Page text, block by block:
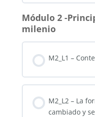
Contenido de la
0% COMPLETADO
Módulo 2 -
milenio
M2_L1 –
M2_L2 – La
cambiado y